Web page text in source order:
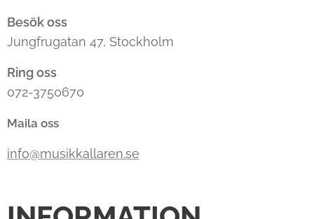
Besök oss
Jungfrugatan 47, Stockholm
Ring oss
072-3750670
Maila oss
info@musikkallaren.se